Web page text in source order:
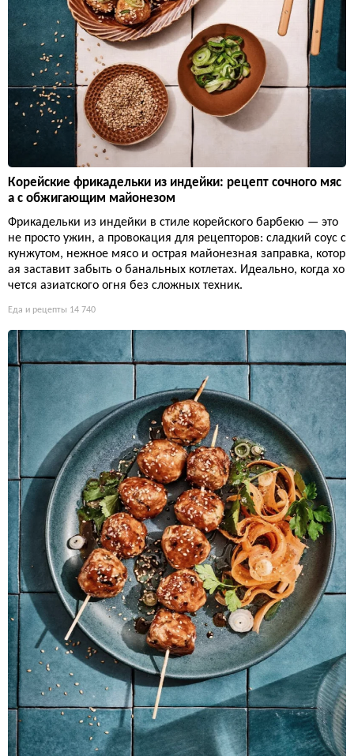
Корейские фрикадельки из индейки: рецепт сочного мяс
а с обжигающим майонезом
Фрикадельки из индейки в стиле корейского барбекю — это
не просто ужин, а провокация для рецепторов: сладкий соус с
кунжутом, нежное мясо и острая майонезная заправка, котор
ая заставит забыть о банальных котлетах. Идеально, когда хо
чется азиатского огня без сложных техник.
Еда и рецепты 14 740